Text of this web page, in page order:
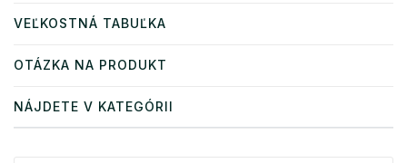
VEĽKOSTNÁ TABUĽKA
OTÁZKA NA PRODUKT
NÁJDETE V KATEGÓRII